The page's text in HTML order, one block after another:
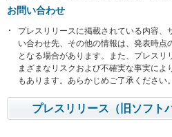
お問い合わせ
プレスリリースに掲載されている内容、
い合わせ先、その他の情報は、発表時点
となる場合があります。また、プレスリ
まざまなリスクおよび不確実な事実によ
もあります。あらかじめご了承ください。
プレスリリース（旧ソフト